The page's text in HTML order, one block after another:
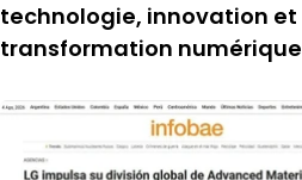
technologie, innovation et
transformation numérique